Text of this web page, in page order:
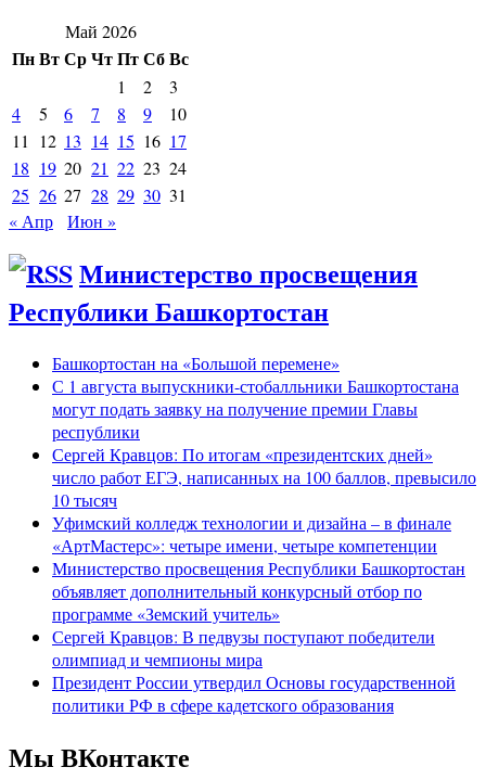
Май 2026
ПнВтСрЧтПтСбВс
1 2
3
4
5 6 7 8 9
10
11
12 13 14 15 16 17
18 19 20 21 22 23 24
25 26 27 28 29 30 31
« Апр
Июн »
Министерство просвещения
Республики Башкортостан
Башкортостан на «Большой перемене»
С 1 августа выпускники-стобалльники Башкортостана
могут подать заявку на получение премии Главы
республики
Сергей Кравцов: По итогам «президентских дней»
число работ ЕГЭ, написанных на 100 баллов, превысило
10 тысяч
Уфимский колледж технологии и дизайна – в финале
«АртМастерс»: четыре имени, четыре компетенции
Министерство просвещения Республики Башкортостан
объявляет дополнительный конкурсный отбор по
программе «Земский учитель»
Сергей Кравцов: В педвузы поступают победители
олимпиад и чемпионы мира
Президент России утвердил Основы государственной
политики РФ в сфере кадетского образования
Мы ВКонтакте